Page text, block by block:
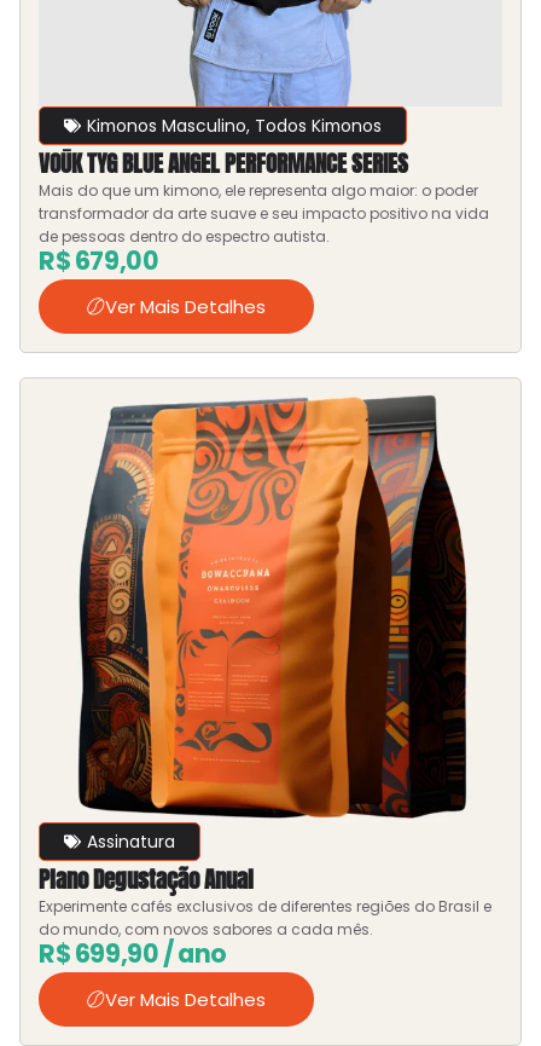
Kimonos Masculino, Todos Kimonos
VOŪK TYG BLUE ANGEL PERFORMANCE SERIES
Mais do que um kimono, ele representa algo maior: o poder
transformador da arte suave e seu impacto positivo na vida
de pessoas dentro do espectro autista.
R$679,00
Ver Mais Detalhes
Assinatura
Plano Degustação Anual
Experimente cafés exclusivos de diferentes regiões do Brasil e
do mundo, com novos sabores a cada mês.
R$699,90/ ano
Ver Mais Detalhes